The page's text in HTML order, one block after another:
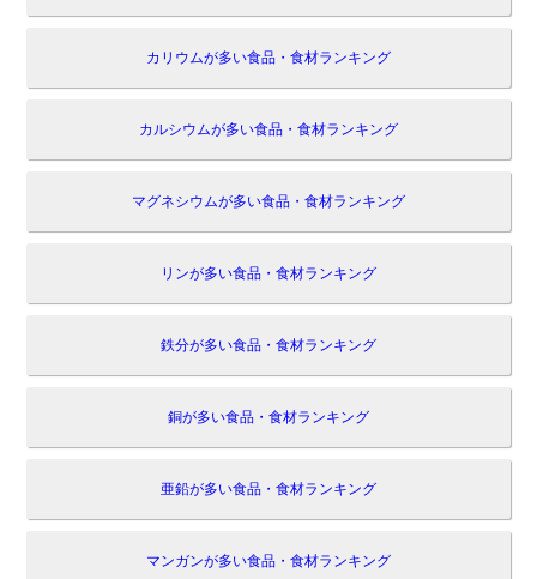
カリウムが多い食品・食材ランキング
カルシウムが多い食品・食材ランキング
マグネシウムが多い食品・食材ランキング
リンが多い食品・食材ランキング
鉄分が多い食品・食材ランキング
銅が多い食品・食材ランキング
亜鉛が多い食品・食材ランキング
マンガンが多い食品・食材ランキング